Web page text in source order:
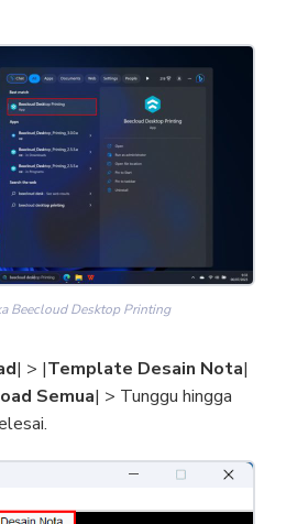
Beecloud Desktop Printing
| > |Template Desain Nota|
Semua| > Tunggu hingga